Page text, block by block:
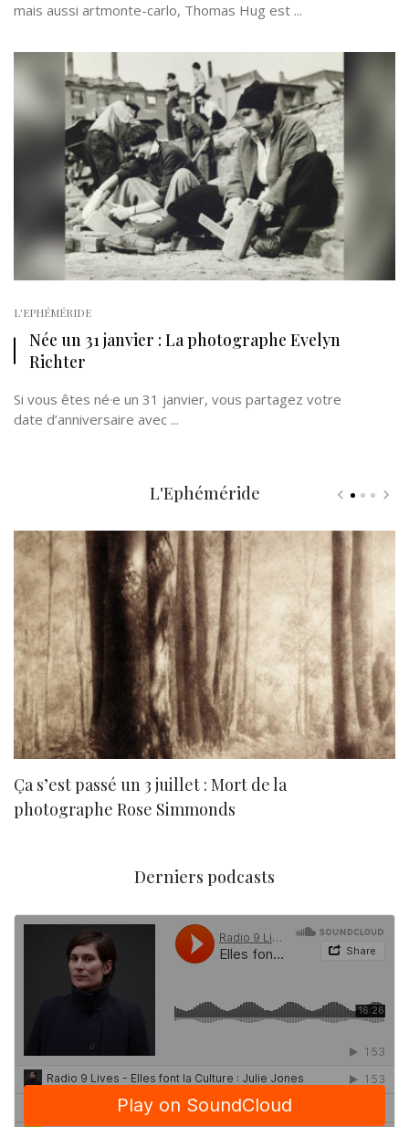
mais aussi artmonte-carlo, Thomas Hug est ...
L'EPHÉMÉRIDE
Née un 31 janvier : La photographe Evelyn
Richter
Si vous êtes né·e un 31 janvier, vous partagez votre
date d’anniversaire avec ...
L'Ephéméride
Ça s’est passé un 3 juillet : Mort de la
photographe Rose Simmonds
Derniers podcasts